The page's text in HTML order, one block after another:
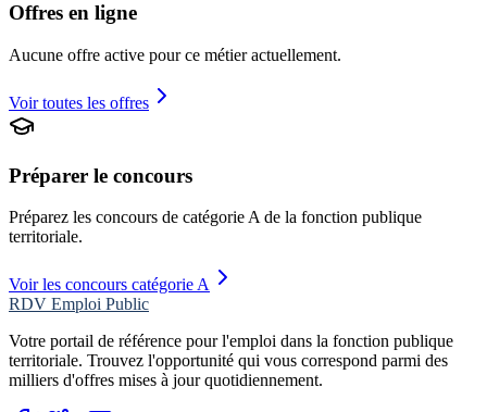
Offres en ligne
Aucune offre active pour ce métier actuellement.
Voir toutes les offres
Préparer le concours
Préparez les concours de catégorieAde la fonction publique
territoriale.
Voir les concours catégorie A
RDV Emploi Public
Votre portail de référence pour l'emploi dans la fonction publique
territoriale. Trouvez l'opportunité qui vous correspond parmi des
milliers d'offres mises à jour quotidiennement.